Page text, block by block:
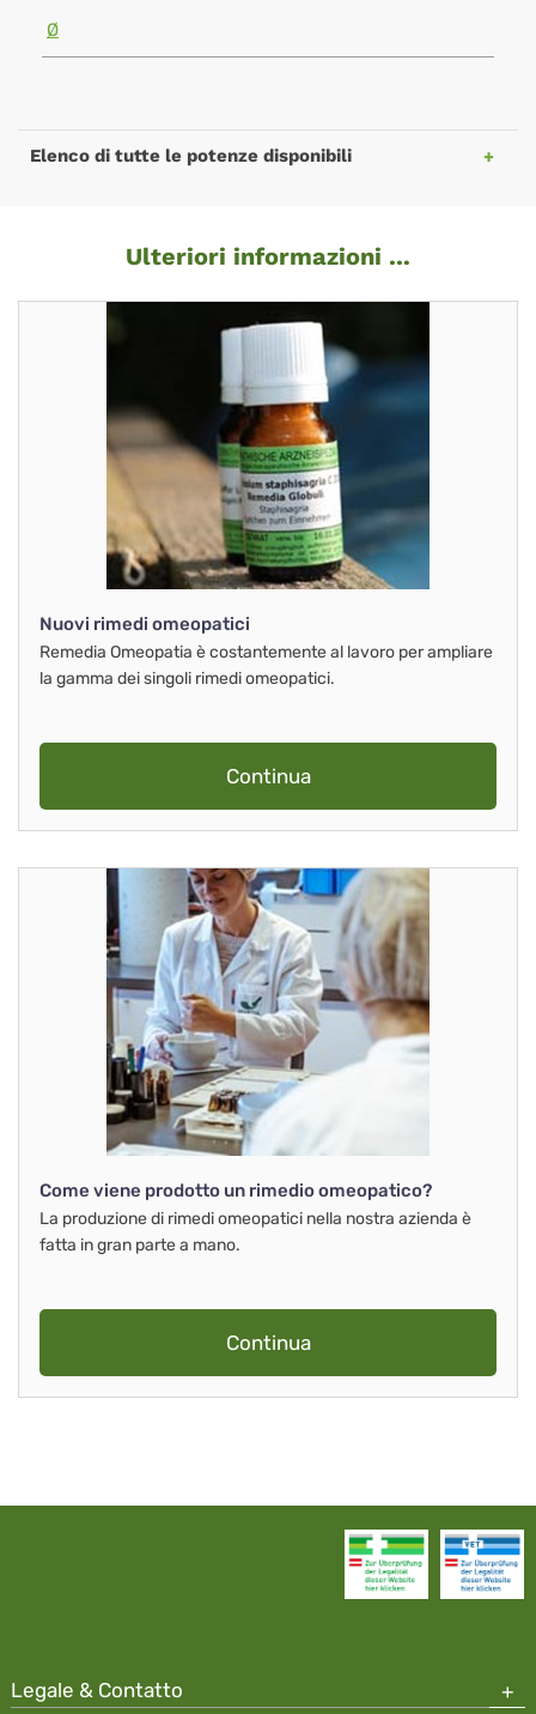
Ø
Elenco di tutte le potenze disponibili
Ulteriori informazioni ...
Nuovi rimedi omeopatici
Remedia Omeopatia è costantemente al lavoro per ampliare
la gamma dei singoli rimedi omeopatici.
Continua
Come viene prodotto un rimedio omeopatico?
La produzione di rimedi omeopatici nella nostra azienda è
fatta in gran parte a mano.
Continua
Legale & Contatto